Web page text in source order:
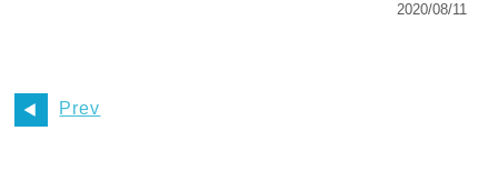
2020/08/11
Prev